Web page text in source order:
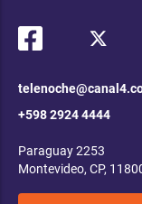
+598 2924 4444
Paraguay 2253
Montevideo, CP,